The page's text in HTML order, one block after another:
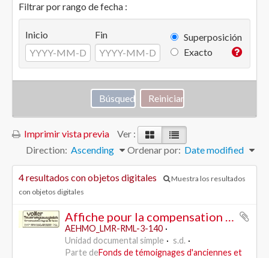
Filtrar por rango de fecha :
Inicio Fin
Superposición
Exacto
Imprimir vista previa
Ver :
Ordenar por: Date modified
Direction: Ascending
4 resultados con objetos digitales
Muestra los resultados
con objetos digitales
Affiche pour la compensation intégrale du renchérissement - SAP /PSL
AEHMO_LMR-RML-3-140
Unidad documental simple
s.d.
Parte deFonds de témoignages d'anciennes et